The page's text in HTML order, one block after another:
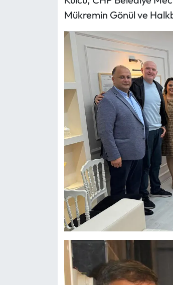
Mükremin Gönül ve
Mecitözü Haberleri
Oğuzlar Haberleri
Ortaköy Haberleri
Osmancık Haberleri
Otomotiv
Resmi İlan
Resmi Reklam
Sungurlu Haberleri